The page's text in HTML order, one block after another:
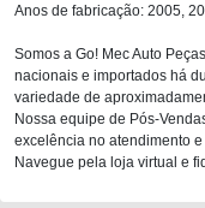
Anos de fabricação: 2005,
Somos a Go! Mec Auto
nacionais e importados há
variedade de
Nossa equipe de Pós-
excelência no atendimento
Navegue pela loja virtual e